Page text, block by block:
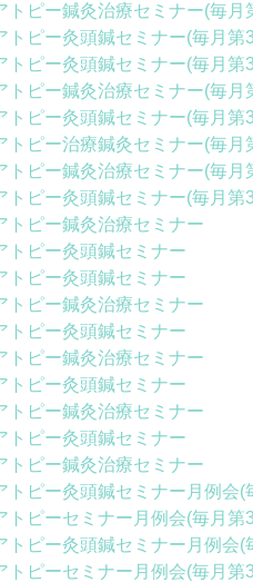
トピー鍼灸治療セミナー(毎月
トピー灸頭鍼セミナー(毎月第
トピー灸頭鍼セミナー(毎月第
トピー鍼灸治療セミナー(毎月
トピー灸頭鍼セミナー(毎月第
トピー治療鍼灸セミナー(毎月
トピー鍼灸治療セミナー(毎月
トピー灸頭鍼セミナー(毎月第
トピー鍼灸治療セミナー
トピー灸頭鍼セミナー
トピー灸頭鍼セミナー
トピー鍼灸治療セミナー
トピー灸頭鍼セミナー
トピー鍼灸治療セミナー
トピー灸頭鍼セミナー
トピー鍼灸治療セミナー
トピー灸頭鍼セミナー
トピー鍼灸治療セミナー
トピー灸頭鍼セミナー月例会(
トピーセミナー月例会(毎月第
トピー灸頭鍼セミナー月例会(
トピーセミナー月例会(毎月第